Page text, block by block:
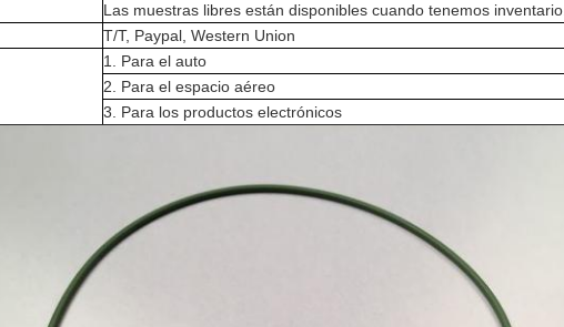
Las muestras libres están disponibles cuando tenemos inventario.
T/T, Paypal, Western Union
1. Para el auto
2. Para el espacio aéreo
3. Para los productos electrónicos